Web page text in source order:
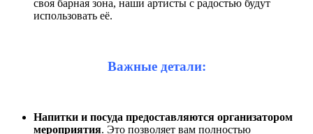
своя барная зона, наши артисты с радостью будут
использовать её.
Важные детали:
Напитки и посуда предоставляются организатором
мероприятия. Это позволяет вам полностью